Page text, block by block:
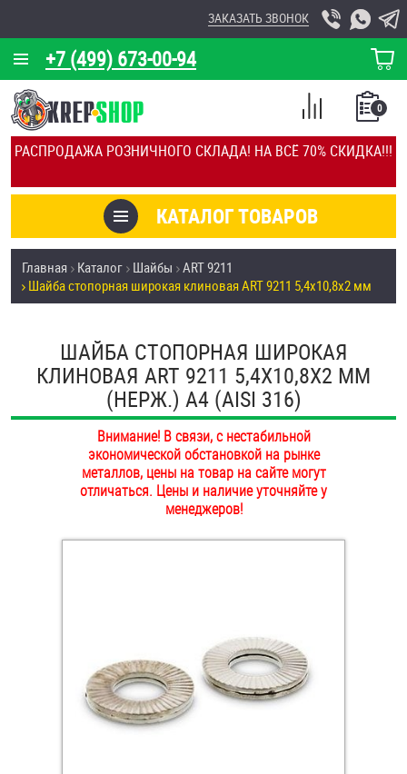
РАСПРОДАЖА РОЗНИЧНОГО СКЛАДА! НА ВСЁ 70% СКИДКА!!!
+7 (499) 673-00-94
ЗАКАЗАТЬ ЗВОНОК
КОРЗИНА
О КОМПАНИИ
КАЛЬКУЛЯТОР
ОТЗЫВЫ
УСЛУГИ
СКИДКИ
ПОКУПАТЕЛЯМ
ОПЛАТА И ДОСТАВКА
НАШИ МАГАЗИНЫ
КАТАЛОГ ТОВАРОВ
0
СПИСОК
СРАВНЕНИЕ
Товары со скидкой
Анкеры
Антивандальный крепёж, инструмент
Болты и винты
Инструмент
Крюки, кольца с метрической резьбой
Главная Каталог Шайбы ART 9211
Шайба стопорная широкая клиновая ART 9211 5,4х10,8х2 мм
ШАЙБА СТОПОРНАЯ ШИРОКАЯ
КЛИНОВАЯ ART 9211 5,4Х10,8Х2 ММ
(НЕРЖ.) A4 (AISI 316)
Внимание! В связи, с нестабильной
экономической обстановкой на рынке
металлов, цены на товар на сайте могут
отличаться. Цены и наличие уточняйте у
менеджеров!